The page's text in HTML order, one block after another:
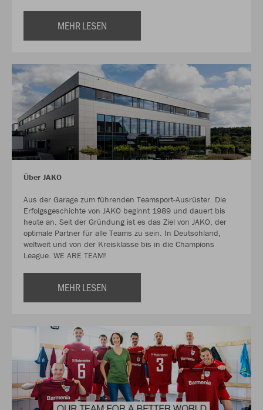
MEHR LESEN
Über JAKO
Aus der Garage zum führenden Teamsport-Ausrüster. Die
Erfolgsgeschichte von JAKO beginnt 1989 und dauert bis
heute an. Seit der Gründung ist es das Ziel von JAKO, der
optimale Partner für alle Teams zu sein. In Deutschland,
weltweit und von der Kreisklasse bis in die Champions
League. WE ARE TEAM!
MEHR LESEN